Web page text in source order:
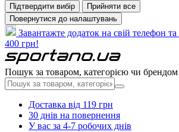
Підтвердити вибір
Прийняти все
Повернутися до налаштувань
Завантажте додаток на свій телефон
400 грн!
Пошук за товаром, категорією чи брендом
Доставка від 119 грн
30 днів на повернення
У вас за 4-7 робочих днів